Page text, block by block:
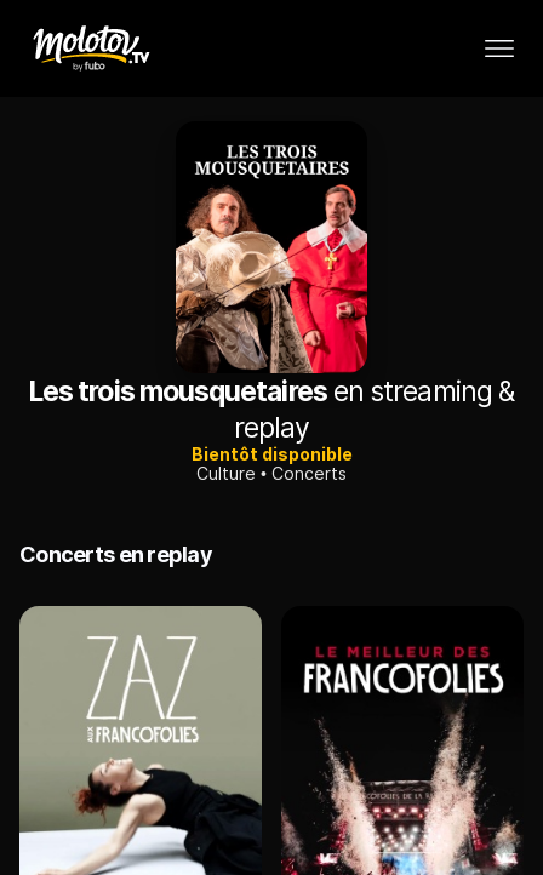
Les trois mousquetairesen streaming &
replay
Bientôt disponible
Culture
Concerts
Concerts en replay